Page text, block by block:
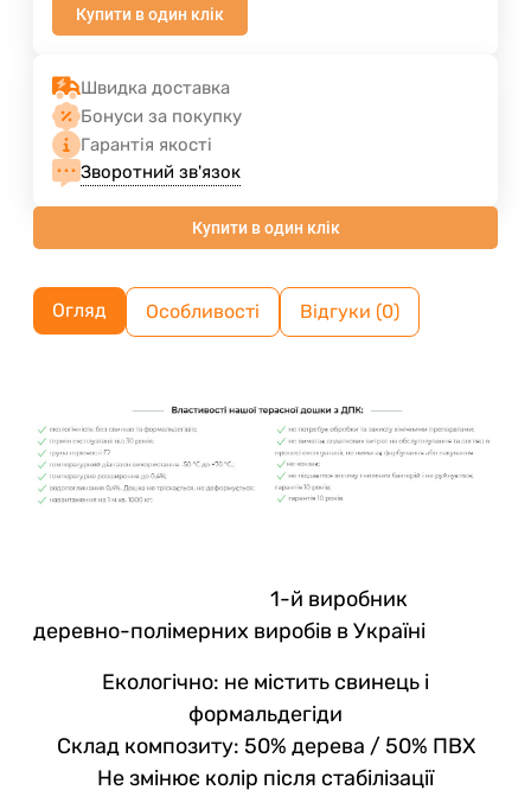
Купити в один клік
Швидка доставка
Бонуси за покупку
Гарантія якості
Зворотний зв'язок
Купити в один клік
Огляд Особливості Відгуки (0)
1-й виробник
деревно-полімерних виробів в Україні
Екологічно: не містить свинець і
формальдегіди
Склад композиту: 50% дерева / 50% ПВХ
Не змінює колір після стабілізації